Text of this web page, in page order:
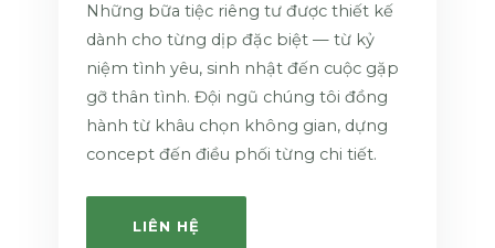
Những bữa tiệc riêng tư được thiết kế
dành cho từng dịp đặc biệt — từ kỷ
niệm tình yêu, sinh nhật đến cuộc gặp
gỡ thân tình. Đội ngũ chúng tôi đồng
hành từ khâu chọn không gian, dựng
concept đến điều phối từng chi tiết.
LIÊN HỆ